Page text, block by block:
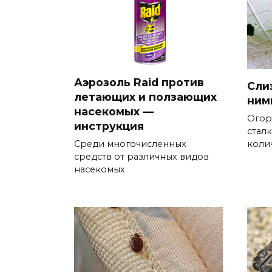
Аэрозоль Raid против
летающих и ползающих
насекомых —
инструкция
Среди многочисленных
средств от различных видов
насекомых